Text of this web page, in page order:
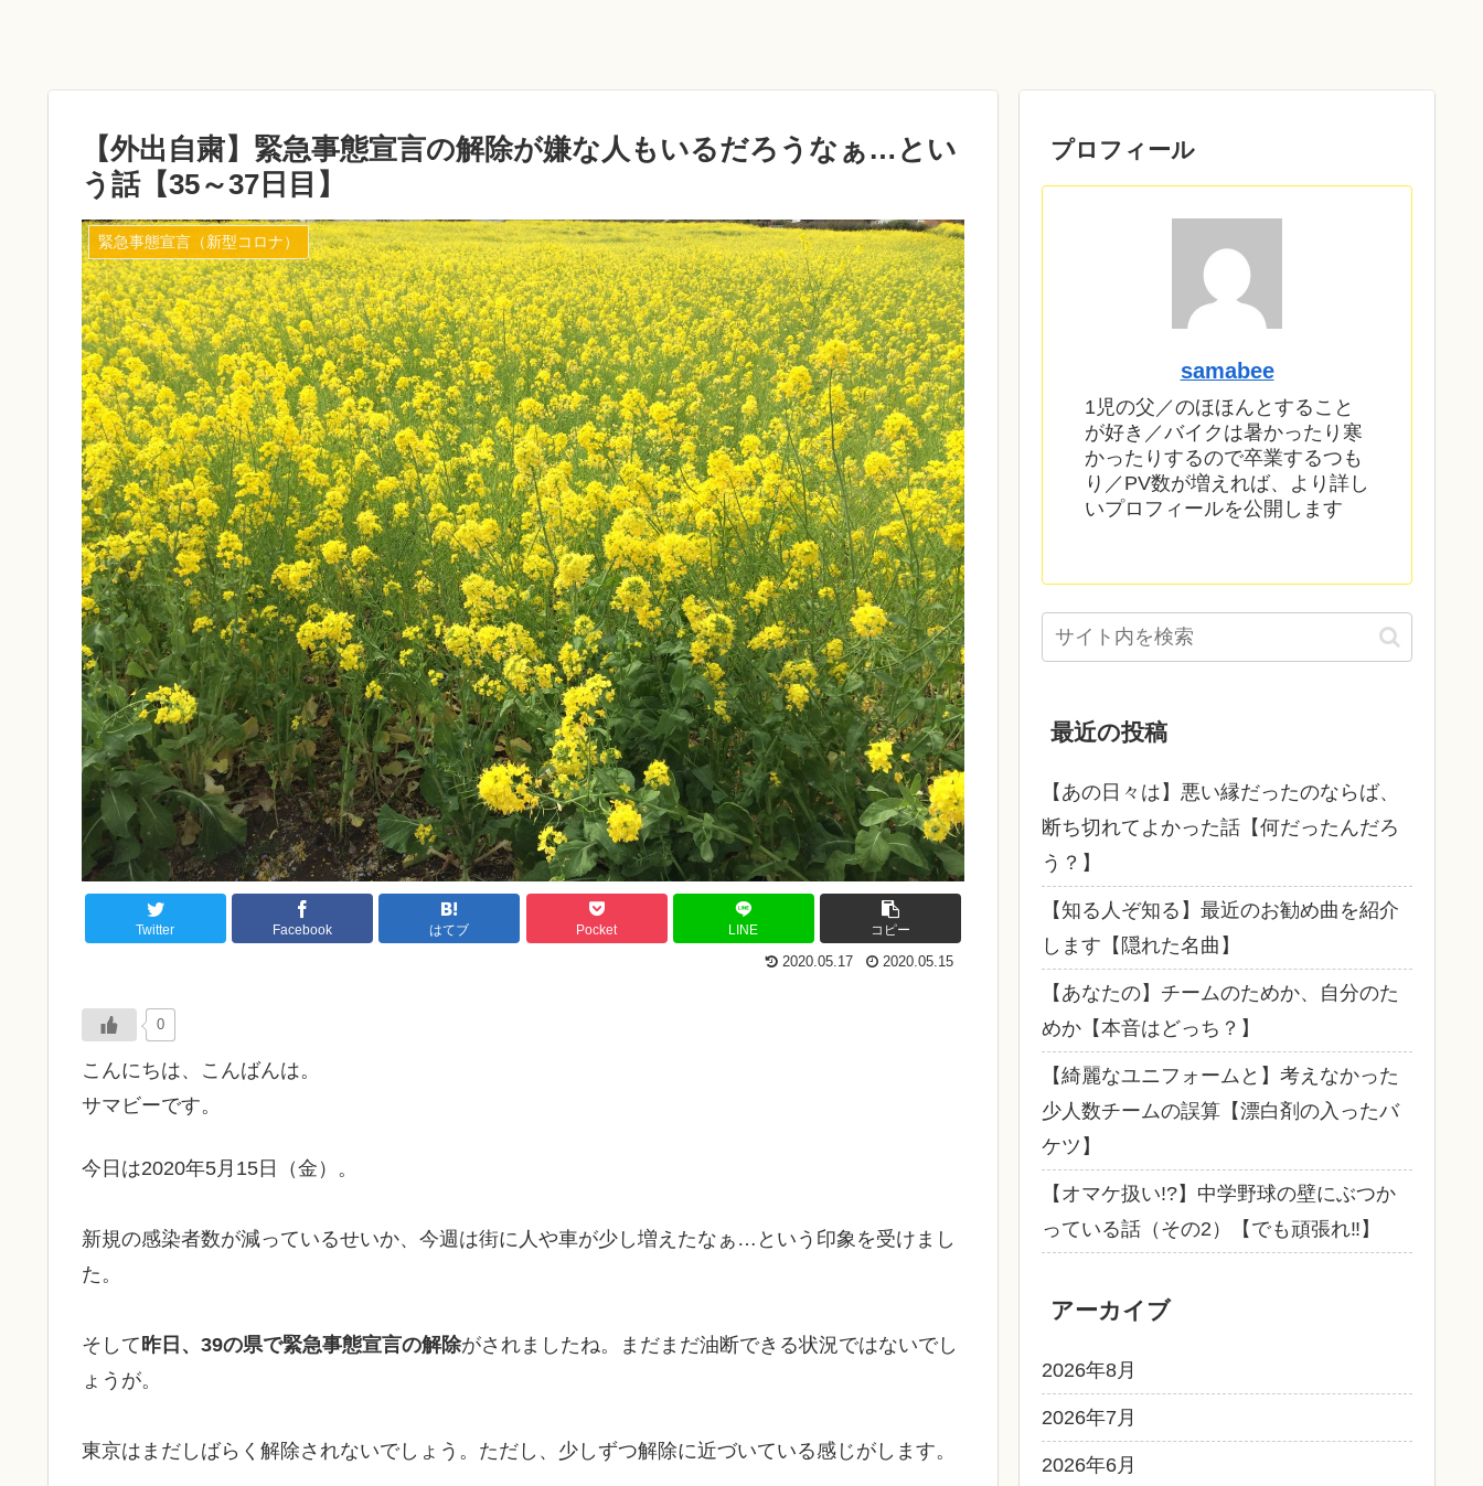
【外出自粛】緊急事態宣言の解除が嫌な人もいるだろうなぁ…とい
う話【35～37日目】
緊急事態宣言（新型コロナ）
Twitter Facebook はてブ Pocket LINE コピー
2020.05.17 2020.05.15
0
こんにちは、こんばんは。
サマビーです。
今日は2020年5月15日（金）。
新規の感染者数が減っているせいか、今週は街に人や車が少し増えたなぁ…という印象を受けまし
た。
そして 昨日、39の県で緊急事態宣言の解除がされましたね。まだまだ油断できる状況ではないでし
ょうが。
東京はまだしばらく解除されないでしょう。ただし、少しずつ解除に近づいている感じがします。
プロフィール
samabee
1児の父／のほほんとすること
が好き／バイクは暑かったり寒
かったりするので卒業するつも
り／PV数が増えれば、より詳し
いプロフィールを公開します
最近の投稿
【あの日々は】悪い縁だったのならば、
断ち切れてよかった話【何だったんだろ
う？】
【知る人ぞ知る】最近のお勧め曲を紹介
します【隠れた名曲】
【あなたの】チームのためか、自分のた
めか【本音はどっち？】
【綺麗なユニフォームと】考えなかった
少人数チームの誤算【漂白剤の入ったバ
ケツ】
【オマケ扱い!?】中学野球の壁にぶつか
っている話（その2）【でも頑張れ‼】
アーカイブ
2026年8月
2026年7月
2026年6月